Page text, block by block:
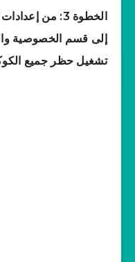
إلى قسم الخصوصية
تشغيل حظر جميع